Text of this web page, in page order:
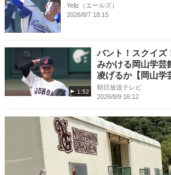
Yellz（エールズ）
2026/8/7 18:15
1:52
バント！スクイズ
みかける岡山学
凌げるか【岡山学
朝日放送テレビ
2026/8/9 16:12